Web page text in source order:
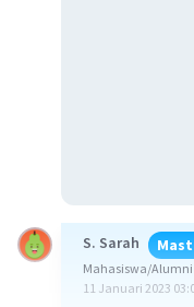
S. Sarah
Mahasiswa/Alumni
Hamka
11 Januari 2023